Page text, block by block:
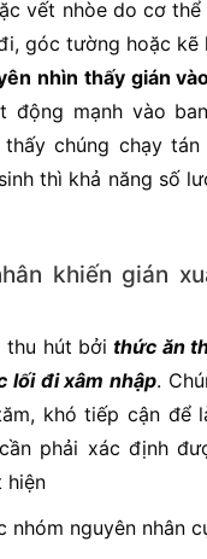
vết nhòe do cơ
góc tường hoặc kẽ
nhìn thấy gián
động mạnh vào
chúng chạy
thì khả năng số
khiến gián
thu hút bởi thức ăn
lối đi xâm nhập.
khó tiếp cận để
phải xác định
hiện
nhóm nguyên nhân